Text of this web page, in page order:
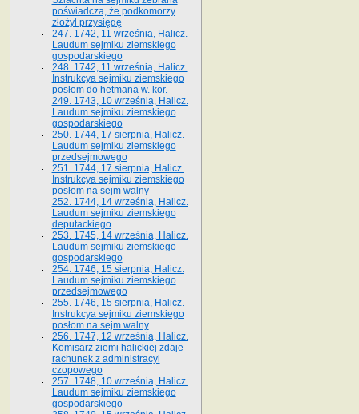
poświadcza, że podkomorzy
złożył przysięgę
247. 1742, 11 września, Halicz.
Laudum sejmiku ziemskiego
gospodarskiego
248. 1742, 11 września, Halicz.
Instrukcya sejmiku ziemskiego
posłom do hetmana w. kor.
249. 1743, 10 września, Halicz.
Laudum sejmiku ziemskiego
gospodarskiego
250. 1744, 17 sierpnia, Halicz.
Laudum sejmiku ziemskiego
przedsejmowego
251. 1744, 17 sierpnia, Halicz.
Instrukcya sejmiku ziemskiego
posłom na sejm walny
252. 1744, 14 września, Halicz.
Laudum sejmiku ziemskiego
deputackiego
253. 1745, 14 września, Halicz.
Laudum sejmiku ziemskiego
gospodarskiego
254. 1746, 15 sierpnia, Halicz.
Laudum sejmiku ziemskiego
przedsejmowego
255. 1746, 15 sierpnia, Halicz.
Instrukcya sejmiku ziemskiego
posłom na sejm walny
256. 1747, 12 września, Halicz.
Komisarz ziemi halickiej zdaje
rachunek z administracyi
czopowego
257. 1748, 10 września, Halicz.
Laudum sejmiku ziemskiego
gospodarskiego